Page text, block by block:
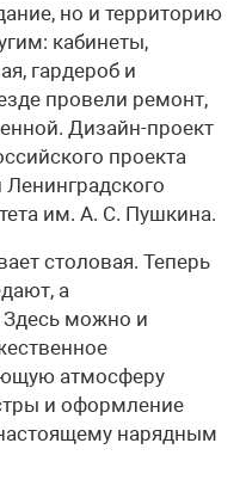
но и территорию
кабинеты,
гардероб и
провели ремонт,
Дизайн-проект
проекта
им. А. С. Пушкина.
столовая. Теперь
а
можно и
атмосферу
и оформление
нарядным